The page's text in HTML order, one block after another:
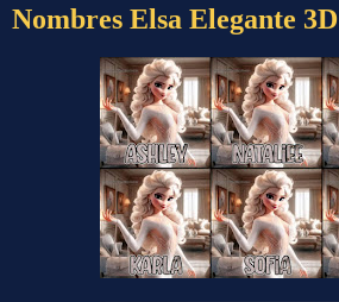
Nombres Elsa Elegante 3D